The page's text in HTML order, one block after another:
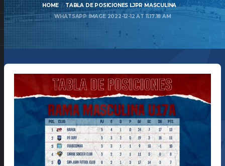
HOME
TABLA DE POSICIONES LJPR MASCULINA
WHATSAPP IMAGE 2022-12-12 AT 11.17.18 AM